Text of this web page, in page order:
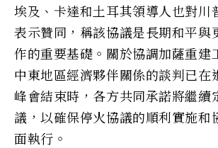
埃及、卡達和土耳其領導人也對川
表示贊同，稱該協議是長期和平與
作的重要基礎。關於協調加薩重建
中東地區經濟夥伴關係的談判已在
峰會結束時，各方共同承諾將繼續
議，以確保停火協議的順利實施和
面執行。